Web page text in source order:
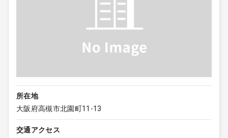
所在地
大阪府高槻市北園町11-13
交通アクセス